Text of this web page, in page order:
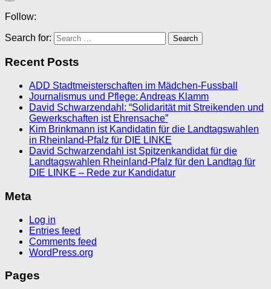
Follow:
Search for:
Recent Posts
ADD Stadtmeisterschaften im Mädchen-Fussball
Journalismus und Pflege: Andreas Klamm
David Schwarzendahl: “Solidarität mit Streikenden und
Gewerkschaften ist Ehrensache”
Kim Brinkmann ist Kandidatin für die Landtagswahlen
in Rheinland-Pfalz für DIE LINKE
David Schwarzendahl ist Spitzenkandidat für die
Landtagswahlen Rheinland-Pfalz für den Landtag für
DIE LINKE – Rede zur Kandidatur
Meta
Log in
Entries feed
Comments feed
WordPress.org
Pages